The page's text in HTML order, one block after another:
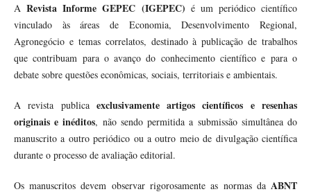
ARevista Informe GEPEC (IGEPEC) é um periódico científico
vinculado às áreas de Economia, Desenvolvimento Regional,
Agronegócio e temas correlatos, destinado à publicação de trabalhos
que contribuam para o avanço do conhecimento científico e para o
debate sobre questões econômicas, sociais, territoriais e ambientais.
A revista publica exclusivamente artigos científicos e resenhas
originais e inéditos, não sendo permitida a submissão simultânea do
manuscrito a outro periódico ou a outro meio de divulgação científica
durante o processo de avaliação editorial.
Os manuscritos devem observar rigorosamente as normas daABNT